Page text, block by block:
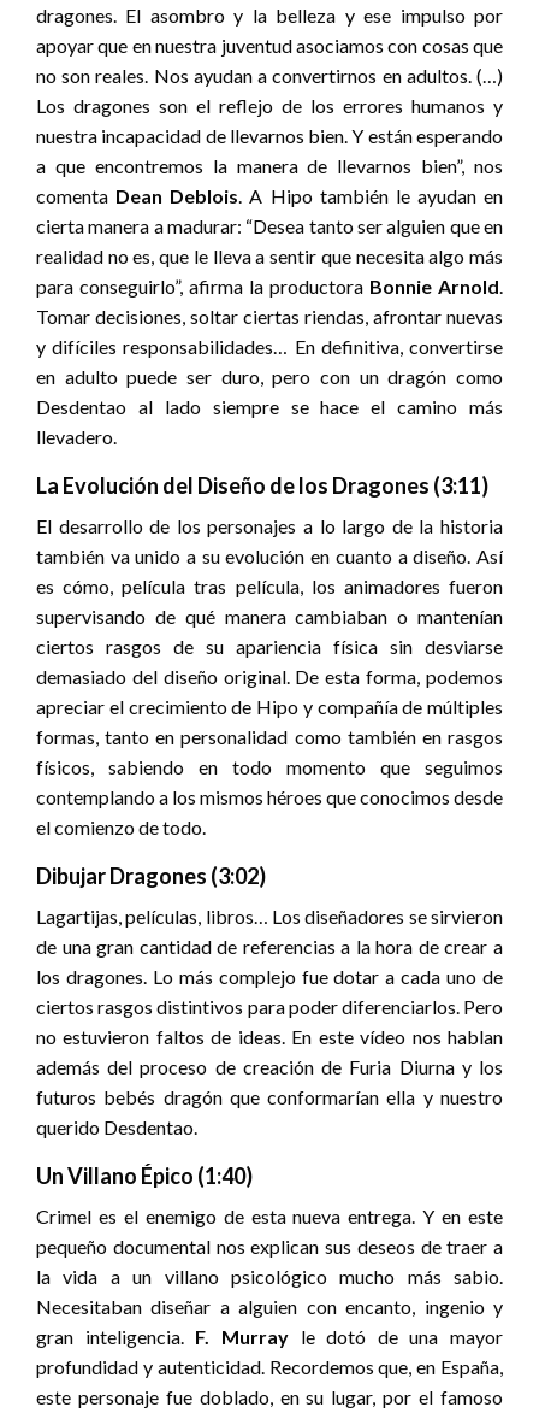
dragones. El asombro y la belleza y ese impulso por
apoyar que en nuestra juventud asociamos con cosas que
no son reales. Nos ayudan a convertirnos en adultos. (…)
Los dragones son el reflejo de los errores humanos y
nuestra incapacidad de llevarnos bien. Y están esperando
a que encontremos la manera de llevarnos bien”, nos
comenta Dean Deblois. A Hipo también le ayudan en
cierta manera a madurar: “Desea tanto ser alguien que en
realidad no es, que le lleva a sentir que necesita algo más
para conseguirlo”, afirma la productora Bonnie Arnold.
Tomar decisiones, soltar ciertas riendas, afrontar nuevas
y difíciles responsabilidades… En definitiva, convertirse
en adulto puede ser duro, pero con un dragón como
Desdentao al lado siempre se hace el camino más
llevadero.
La Evolución del Diseño de los Dragones (3:11)
El desarrollo de los personajes a lo largo de la historia
también va unido a su evolución en cuanto a diseño. Así
es cómo, película tras película, los animadores fueron
supervisando de qué manera cambiaban o mantenían
ciertos rasgos de su apariencia física sin desviarse
demasiado del diseño original. De esta forma, podemos
apreciar el crecimiento de Hipo y compañía de múltiples
formas, tanto en personalidad como también en rasgos
físicos, sabiendo en todo momento que seguimos
contemplando a los mismos héroes que conocimos desde
el comienzo de todo.
Dibujar Dragones (3:02)
Lagartijas, películas, libros… Los diseñadores se sirvieron
de una gran cantidad de referencias a la hora de crear a
los dragones. Lo más complejo fue dotar a cada uno de
ciertos rasgos distintivos para poder diferenciarlos. Pero
no estuvieron faltos de ideas. En este vídeo nos hablan
además del proceso de creación de Furia Diurna y los
futuros bebés dragón que conformarían ella y nuestro
querido Desdentao.
Un Villano Épico (1:40)
Crimel es el enemigo de esta nueva entrega. Y en este
pequeño documental nos explican sus deseos de traer a
la vida a un villano psicológico mucho más sabio.
Necesitaban diseñar a alguien con encanto, ingenio y
gran inteligencia. F. Murrayle dotó de una mayor
profundidad y autenticidad. Recordemos que, en España,
este personaje fue doblado, en su lugar, por el famoso